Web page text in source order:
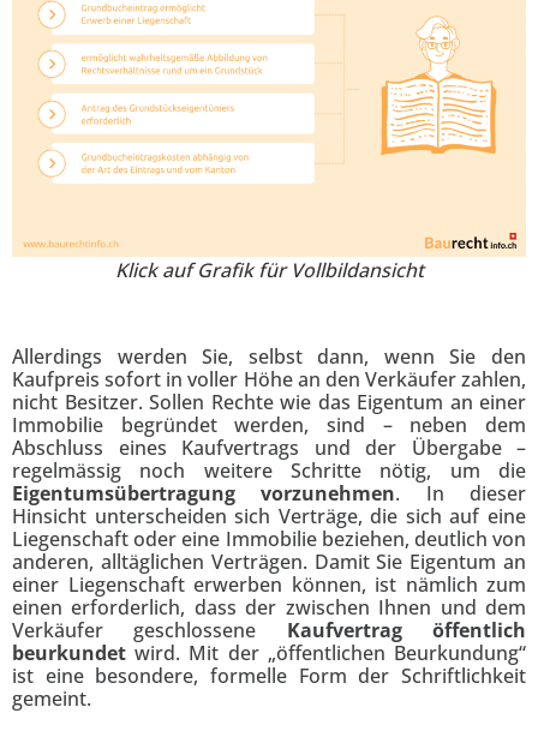
Klick auf Grafik für Vollbildansicht
Allerdings werden Sie, selbst dann, wenn Sie den
Kaufpreis sofort in voller Höhe an den Verkäufer zahlen,
nicht Besitzer. Sollen Rechte wie das Eigentum an einer
Immobilie begründet werden, sind – neben dem
Abschluss eines Kaufvertrags und der Übergabe –
regelmässig noch weitere Schritte nötig, um die
Eigentumsübertragung vorzunehmen. In dieser
Hinsicht unterscheiden sich Verträge, die sich auf eine
Liegenschaft oder eine Immobilie beziehen, deutlich von
anderen, alltäglichen Verträgen. Damit Sie Eigentum an
einer Liegenschaft erwerben können, ist nämlich zum
einen erforderlich, dass der zwischen Ihnen und dem
Verkäufer geschlossene Kaufvertrag öffentlich
beurkundet wird. Mit der „öffentlichen Beurkundung“
ist eine besondere, formelle Form der Schriftlichkeit
gemeint.